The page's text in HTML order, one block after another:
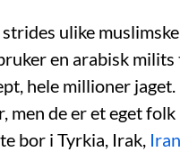
ulike
en arabisk
hele millioner jaget.
men de er et eget
bor i Tyrkia, Irak, Iran